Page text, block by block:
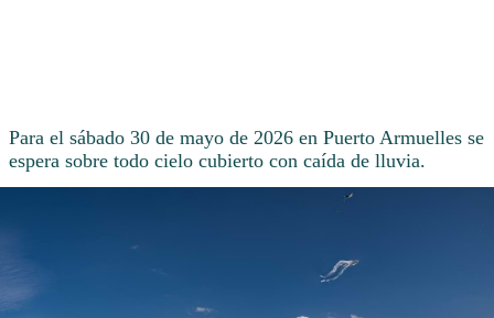
Para el sábado 30 de mayo de 2026 en Puerto Armuelles se
espera sobre todo cielo cubierto con caída de lluvia.